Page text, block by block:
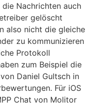
Nachrichten auch
gelöscht
also nicht die gleiche
zu kommunizieren
Protokoll
zum Beispiel die
Daniel Gultsch in
Für iOS
Chat von Molitor